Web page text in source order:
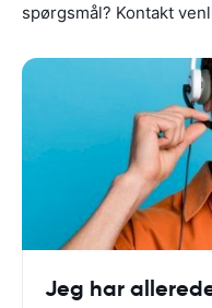
spørgsmål? Kontakt
Jeg har